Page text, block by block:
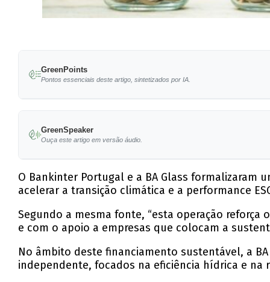
GreenPoints
Pontos essenciais deste artigo, sintetizados por IA.
Bankinter reforça compromisso com critérios
A operação é validada por uma Second
Compromissos estão em linha com os
GreenSpeaker
Ouça este artigo em versão áudio.
O Bankinter Portugal e a BA Glass
acelerar a transição climática e a performance
Segundo a mesma fonte, “esta operação
e com o apoio a empresas que colocam a
No âmbito deste financiamento sustentável, a
independente, focados na eficiência hídrica e na